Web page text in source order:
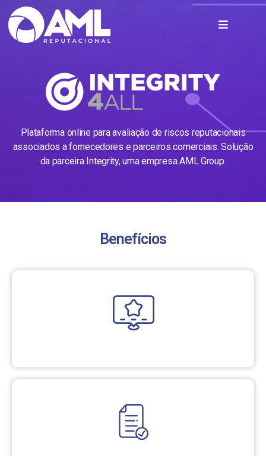
Plataforma online para avaliação de riscos reputacionais
associados a fornecedores e parceiros comerciais. Solução
da parceira Integrity, uma empresa AML Group.
Benefícios